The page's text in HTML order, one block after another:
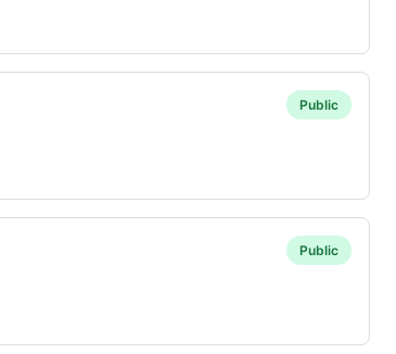
Public
Public